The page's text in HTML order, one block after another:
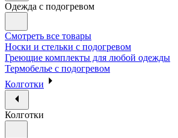
Одежда с подогревом
Смотреть все товары
Носки и стельки с подогревом
Греющие комплекты для любой одежды
Термобелье с подогревом
Колготки
Колготки